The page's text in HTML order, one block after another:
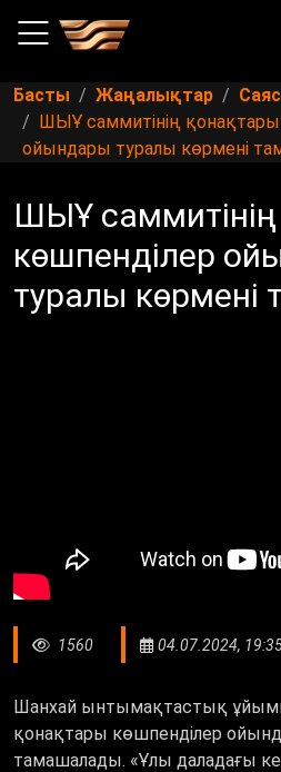
Басты Жаңалықтар
ШЫҰ саммитінің
ойындары туралы көрмені
ШЫҰ
көшпенділер
туралы
1560 04.07.2024,
Шанхай ынтымақтастық
қонақтары көшпенділер
тамашалады. «Ұлы даладағы